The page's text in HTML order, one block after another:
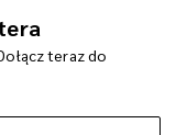
teraz do